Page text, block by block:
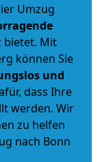
Umzug
bietet. Mit
können Sie
und
dass Ihre
werden. Wir
zu helfen
nach Bonn